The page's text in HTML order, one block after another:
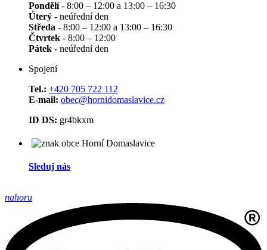
Pondělí- 8:00 – 12:00 a 13:00 – 16:30
Úterý - neúřední den
Středa - 8:00 – 12:00 a 13:00 – 16:30
Čtvrtek - 8:00 – 12:00
Pátek - neúřední den
Spojení
Tel.: +420 705 722 112
E-mail: obec@hornidomaslavice.cz
ID DS: gr4bkxm
Sleduj nás
nahoru